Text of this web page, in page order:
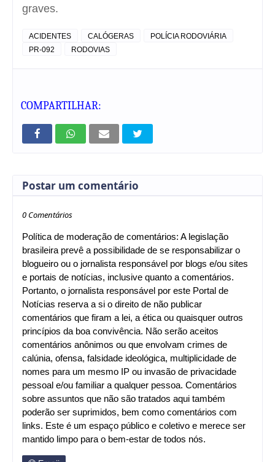
graves.
ACIDENTES CALÓGERAS
POLÍCIA RODOVIÁRIA
PR-092
RODOVIAS
COMPARTILHAR:
Postar um comentário
0 Comentários
Política de moderação de comentários: A legislação
brasileira prevê a possibilidade de se responsabilizar o
blogueiro ou o jornalista responsável por blogs e/ou sites
e portais de notícias, inclusive quanto a comentários.
Portanto, o jornalista responsável por este Portal de
Notícias reserva a si o direito de não publicar
comentários que firam a lei, a ética ou quaisquer outros
princípios da boa convivência. Não serão aceitos
comentários anônimos ou que envolvam crimes de
calúnia, ofensa, falsidade ideológica, multiplicidade de
nomes para um mesmo IP ou invasão de privacidade
pessoal e/ou familiar a qualquer pessoa. Comentários
sobre assuntos que não são tratados aqui também
poderão ser suprimidos, bem como comentários com
links. Este é um espaço público e coletivo e merece ser
mantido limpo para o bem-estar de todos nós.